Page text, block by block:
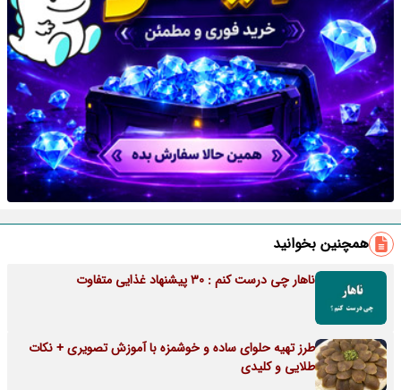
همچنین بخوانید
ناهار چی درست کنم : 30 پیشنهاد غذایی متفاوت
طرز تهیه حلوای ساده و خوشمزه با آموزش تصویری + نکات
طلایی و کلیدی